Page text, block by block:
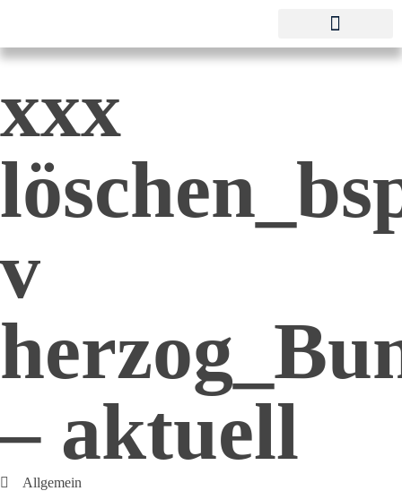
Pestalozzi-Fröbel-Verband e.V.
xxx
v
– aktuell
Allgemein